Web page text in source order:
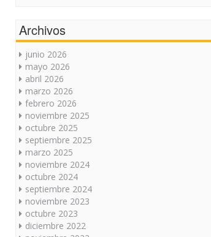
Archivos
junio 2026
mayo 2026
abril 2026
marzo 2026
febrero 2026
noviembre 2025
octubre 2025
septiembre 2025
marzo 2025
noviembre 2024
octubre 2024
septiembre 2024
noviembre 2023
octubre 2023
diciembre 2022